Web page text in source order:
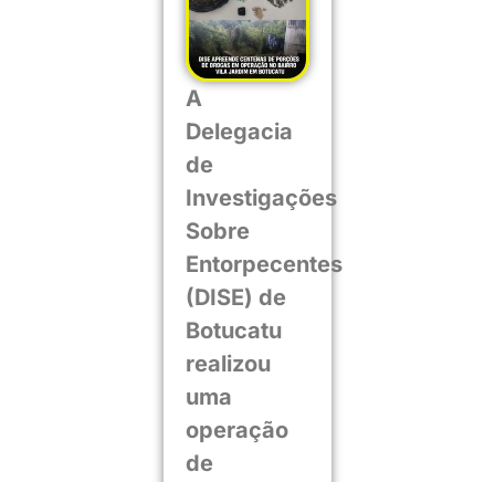
A
Delegacia
de
Investigações
Sobre
Entorpecentes
(DISE) de
Botucatu
realizou
uma
operação
de